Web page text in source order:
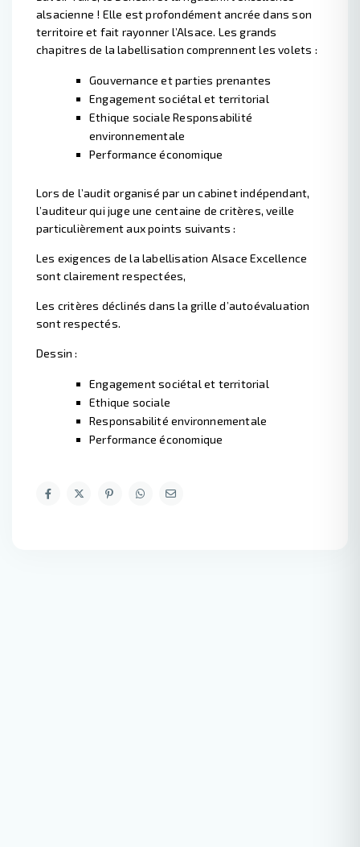
alsacienne ! Elle est profondément ancrée dans son
territoire et fait rayonner l’Alsace. Les grands
chapitres de la labellisation comprennent les volets :
Gouvernance et parties prenantes
Engagement sociétal et territorial
Ethique sociale Responsabilité
environnementale
Performance économique
Lors de l’audit organisé par un cabinet indépendant,
l’auditeur qui juge une centaine de critères, veille
particulièrement aux points suivants :
Les exigences de la labellisation Alsace Excellence
sont clairement respectées,
Les critères déclinés dans la grille d’autoévaluation
sont respectés.
Dessin :
Engagement sociétal et territorial
Ethique sociale
Responsabilité environnementale
Performance économique